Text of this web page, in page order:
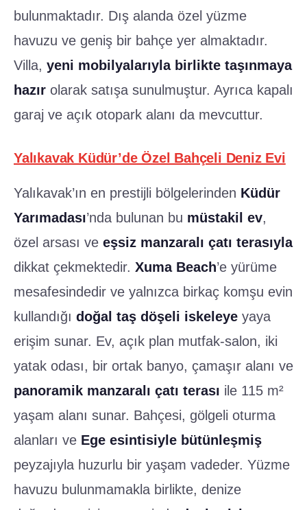
bulunmaktadır. Dış alanda özel yüzme
havuzu ve geniş bir bahçe yer almaktadır.
Villa, yeni mobilyalarıyla birlikte taşınmaya
hazır olarak satışa sunulmuştur. Ayrıca kapalı
garaj ve açık otopark alanı da mevcuttur.
Yalıkavak Küdür’de Özel Bahçeli Deniz Evi
Yalıkavak’ın en prestijli bölgelerinden Küdür
Yarımadası’nda bulunan bu müstakil ev,
özel arsası ve eşsiz manzaralı çatı terasıyla
dikkat çekmektedir. Xuma Beach’e yürüme
mesafesindedir ve yalnızca birkaç komşu evin
kullandığı doğal taş döşeli iskeleye yaya
erişim sunar. Ev, açık plan mutfak-salon, iki
yatak odası, bir ortak banyo, çamaşır alanı ve
panoramik manzaralı çatı terası ile 115 m²
yaşam alanı sunar. Bahçesi, gölgeli oturma
alanları ve Ege esintisiyle bütünleşmiş
peyzajıyla huzurlu bir yaşam vadeder. Yüzme
havuzu bulunmamakla birlikte, denize